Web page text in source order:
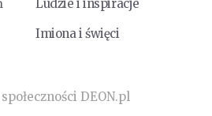
Ludzie i inspiracje
Imiona i święci
społeczności DEON.pl